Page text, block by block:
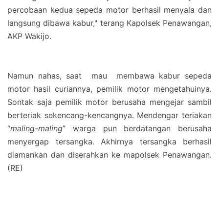
percobaan kedua sepeda motor berhasil menyala dan
langsung dibawa kabur," terang Kapolsek Penawangan,
AKP Wakijo.
Namun nahas, saat mau
membawa kabur sepeda
motor hasil curiannya, pemilik motor mengetahuinya.
Sontak saja pemilik motor berusaha mengejar sambil
berteriak sekencang-kencangnya. Mendengar teriakan
“maling-maling” warga pun berdatangan berusaha
menyergap tersangka. Akhirnya tersangka berhasil
diamankan dan diserahkan ke mapolsek Penawangan.
(RE)